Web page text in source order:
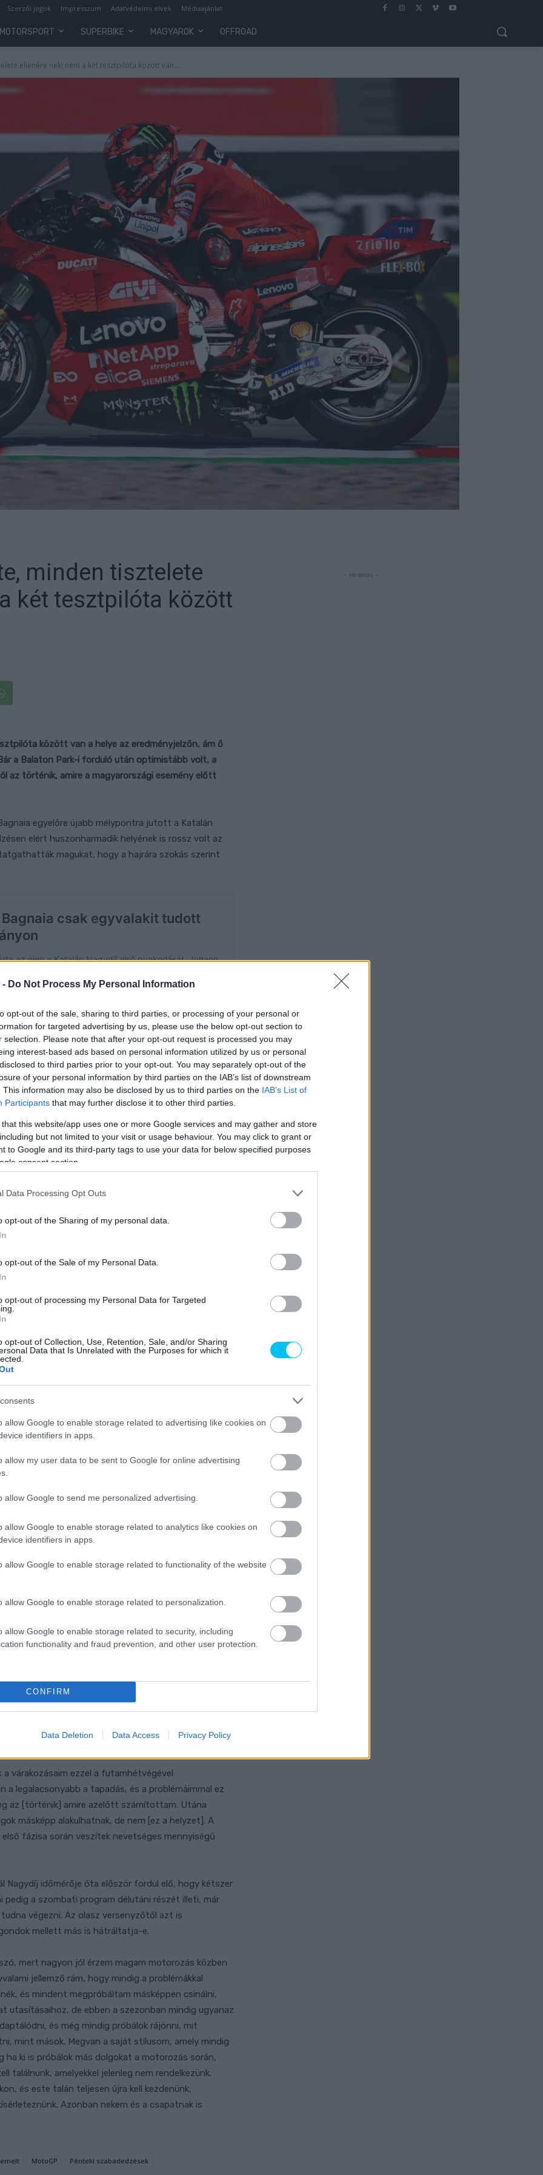
- Do Not Process My Personal Information
opt-out of the sale, sharing to third parties, or processing of your personal or
for targeted advertising by us, please use the below opt-out section to
selection. Please note that after your opt-out request is processed you may
interest-based ads based on personal information utilized by us or personal
to third parties prior to your opt-out. You may separately opt-out of the
of your personal information by third parties on the IAB’s list of downstream
This information may also be disclosed by us to third parties on the IAB’s List of
Participants that may further disclose it to other third parties.
that this website/app uses one or more Google services and may gather and store
but not limited to your visit or usage behaviour. You may click to grant or
to Google and its third-party tags to use your data for below specified purposes
consent section.
Data Processing Opt Outs
opt-out of the Sharing of my personal data.
opt-out of the Sale of my Personal Data.
opt-out of processing my Personal Data for Targeted
opt-out of Collection, Use, Retention, Sale, and/or Sharing
Data that Is Unrelated with the Purposes for which it
allow Google to enable storage related to advertising like cookies on
identifiers in apps.
allow my user data to be sent to Google for online advertising
allow Google to send me personalized advertising.
allow Google to enable storage related to analytics like cookies on
identifiers in apps.
allow Google to enable storage related to functionality of the website
allow Google to enable storage related to personalization.
allow Google to enable storage related to security, including
functionality and fraud prevention, and other user protection.
CONFIRM
Data Deletion Data Access Privacy Policy
Szerzői jogok Impresszum Adatvédelmi elvek Médiaajánlat
MOTORSPORT SUPERBIKE MAGYAROK OFFROAD
ellenére neki nem a két tesztpilóta között van...
minden tisztelete
két tesztpilóta között
között van a helye az eredményjelzőn, ám ő
a Balaton Park-i forduló után optimistább volt, a
az történik, amire a magyarországi esemény előtt
egyelőre újabb mélypontra jutott a Katalán
elért huszonharmadik helyének is rossz volt az
magukat, hogy a hajrára szokás szerint
a 28 éves versenyzőnek ebbe esélye sem volt
lépett sárga zászlókkal nem volt szerencséje, de a
hátrányra ez önmagában nem magyarázat. A
visszatérő versenyzőt, valamint Lorenzo Savadorit
motoros, Aleix Espargaró zárt.
mit érzek, de a várakozásaim valamilyen oknál
hasonló volt. Szóval nehéz megértenem, hogyan
és csak huszonegyedik vagyok két tesztpilóta
ott. Szóval nehéz megértenem. Nehéz
nyomom, a [motor] elejével sokat kockáztatok,
nehéz megérteni.”
első két napja is borzalmasan alakult, de vasárnapra
kapcsolatban optimistábbá vált, ám, mint kiderült,
orvosolták azokat a gondokat, amelyek
várakozásaim ezzel a futamhétvégével
a legalacsonyabb a tapadás, és a problémáimmal ez
az [történik] amire azelőtt számítottam. Utána
másképp alakulhatnak, de nem [ez a helyzet]. A
fázisa során veszítek nevetséges mennyiségű
Nagydíj időmérője óta először fordul elő, hogy kétszer
pedig a szombati program délutáni részét illeti, már
végezni. Az olasz versenyzőtől azt is
mellett más is hátráltatja-e.
mert nagyon jól érzem magam motorozás közben
jellemző rám, hogy mindig a problémákkal
és mindent megpróbáltam másképpen csinálni,
utasításaihoz, de ebben a szezonban mindig ugyanaz
és még mindig próbálok rájönni, mit
mint mások. Megvan a saját stílusom, amely mindig
ha ki is próbálok más dolgokat a motorozás során,
találnunk, amelyekkel jelenleg nem rendelkezünk.
és este talán teljesen újra kell kezdenünk,
Azonban nekem és a csapatnak is
MotoGP Pénteki szabadedzések
- Hirdetés -